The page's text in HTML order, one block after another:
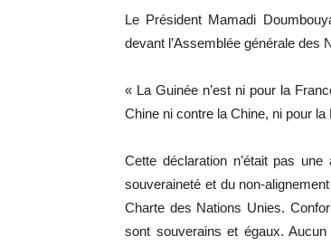
Le Président Mamadi
devant l’Assemblée générale des
« La Guinée n’est ni pour la
Chine ni contre la Chine, ni pour
Cette déclaration n’était pas
souveraineté et du non-
Charte des Nations Unies.
sont souverains et égaux.